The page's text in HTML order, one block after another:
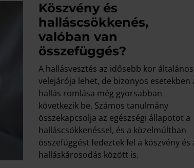
Köszvény és
halláscsökkenés,
valóban van
összefüggés?
A hallásvesztés az idősebb kor általános
velejárója lehet, de bizonyos esetekben
hallás romlása még gyorsabban
következik be. Számos tanulmány
összekapcsolja az egészségi állapotot a
halláscsökkenéssel, és a közelmúltban
összefüggést fedeztek fel a köszvény és
halláskárosodás között is.